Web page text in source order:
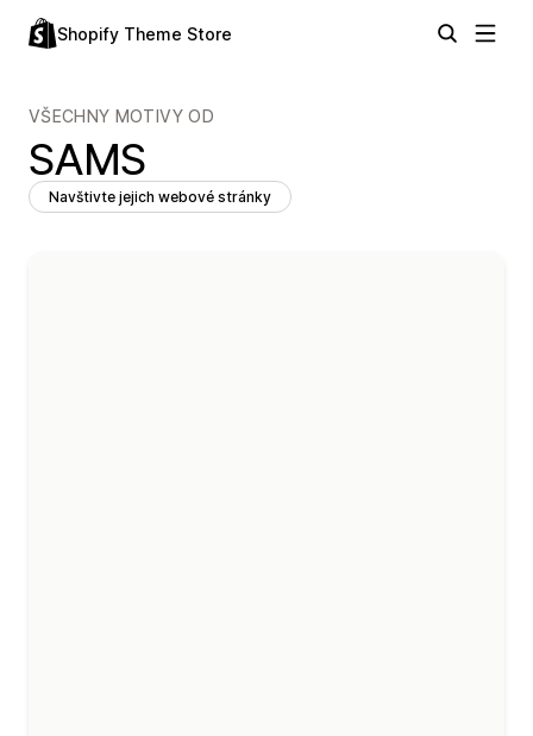
Shopify Theme Store
VŠECHNY MOTIVY OD
SAMS
Navštivte jejich webové stránky